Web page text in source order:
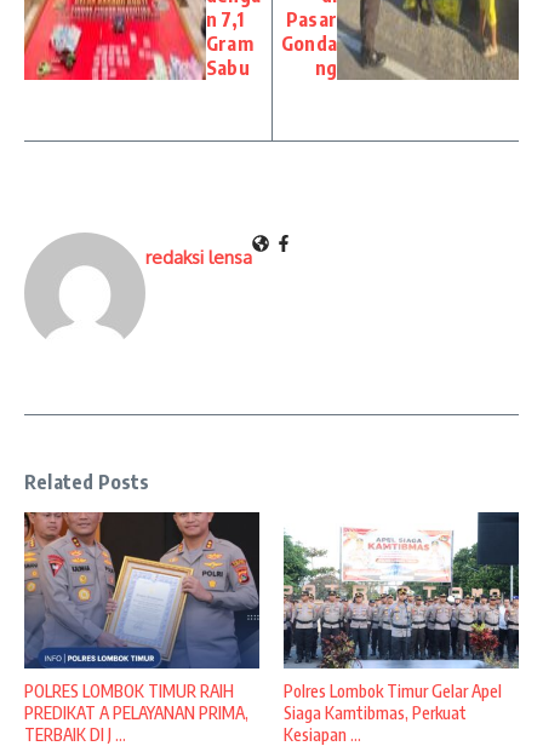
n 7,1
Gram
Sabu
Pasar
Gonda
ng
redaksi lensa
Related Posts
POLRES LOMBOK TIMUR RAIH
PREDIKAT A PELAYANAN PRIMA,
TERBAIK DI J ...
Polres Lombok Timur Gelar Apel
Siaga Kamtibmas, Perkuat
Kesiapan ...